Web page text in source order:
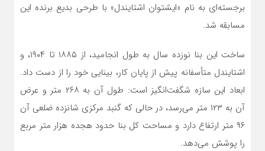
برجسته‌ای به نام «ایشتوان اشتایندل» با طرحی بدیع برنده این
مسابقه شد.
ساخت این بنا نوزده سال به طول انجامید، از ۱۸۸۵ تا ۱۹۰۴، و
اشتایندل متأسفانه پیش از پایان کار، بینایی خود را از دست داد.
ابعاد این سازه شگفت‌انگیز است: طول آن به ۲۶۸ متر و عرض
آن به ۱۲۳ متر می‌رسد، در حالی که گنبد مرکزی شانزده ضلعی آن
۹۶ متر ارتفاع دارد و مساحت کل بنا حدود هجده هزار متر مربع
را پوشش می‌دهد.